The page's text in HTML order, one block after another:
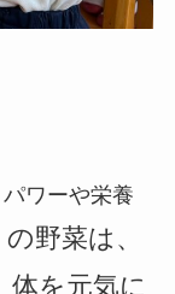
ワーや栄養
の野菜は、
を元気に